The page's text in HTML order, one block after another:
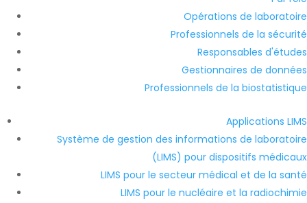
Opérations de laboratoire
Professionnels de la sécurité
Responsables d'études
Gestionnaires de données
Professionnels de la biostatistique
Applications LIMS
Système de gestion des informations de laboratoire
(LIMS) pour dispositifs médicaux
LIMS pour le secteur médical et de la santé
LIMS pour le nucléaire et la radiochimie